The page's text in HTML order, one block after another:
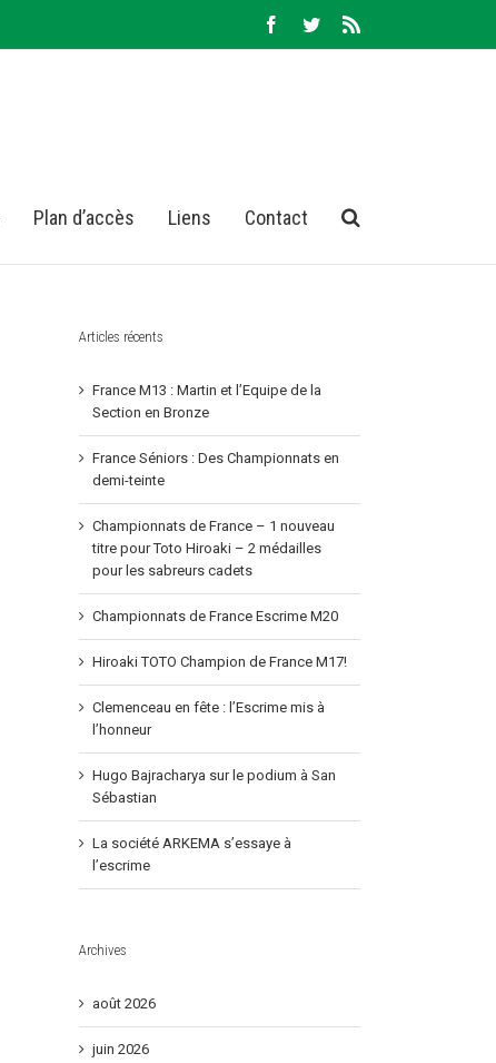
Facebook
Twitter
Plan d’accès Liens Contact
Articles récents
France M13 : Martin et l’Equipe de la
Section en Bronze
France Séniors : Des Championnats en
demi-teinte
Championnats de France – 1 nouveau
titre pour Toto Hiroaki – 2 médailles
pour les sabreurs cadets
Championnats de France Escrime M20
Hiroaki TOTO Champion de France M17!
Clemenceau en fête : l’Escrime mis à
l’honneur
Hugo Bajracharya sur le podium à San
Sébastian
La société ARKEMA s’essaye à
l’escrime
Archives
août 2026
juin 2026